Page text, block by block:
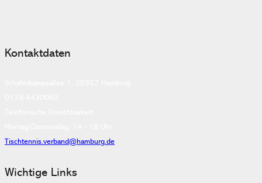
Kontaktdaten
Tischtennis.verband@hamburg.de
Wichtige Links